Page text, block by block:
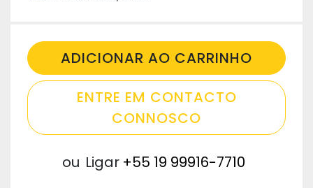
ADICIONAR AO CARRINHO
ENTRE EM CONTACTO
CONNOSCO
ou Ligar +55 19 99916-7710